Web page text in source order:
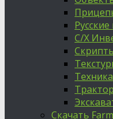
С/Х
Техника
Скачать